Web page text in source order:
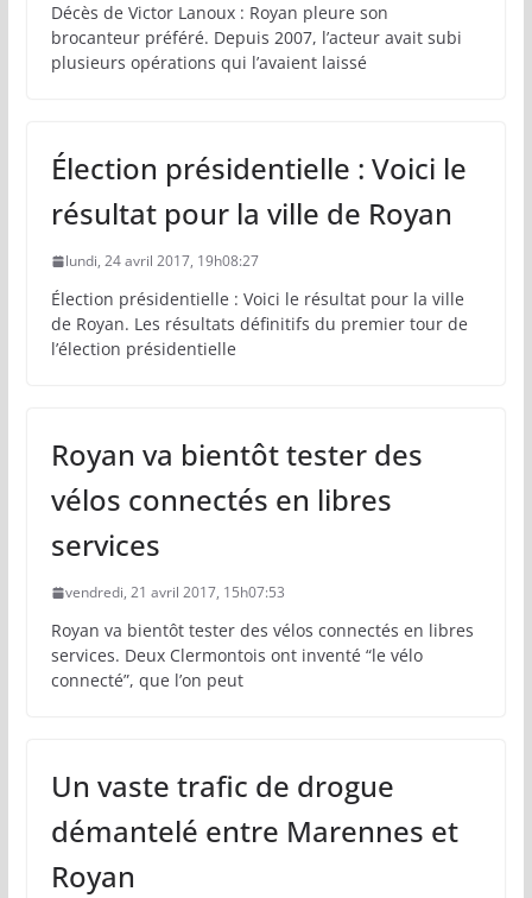
Décès de Victor Lanoux : Royan pleure son
brocanteur préféré. Depuis 2007, l’acteur avait subi
plusieurs opérations qui l’avaient laissé
Élection présidentielle : Voici le
résultat pour la ville de Royan
lundi, 24 avril 2017, 19h08:27
Élection présidentielle : Voici le résultat pour la ville
de Royan. Les résultats définitifs du premier tour de
l’élection présidentielle
Royan va bientôt tester des
vélos connectés en libres
services
vendredi, 21 avril 2017, 15h07:53
Royan va bientôt tester des vélos connectés en libres
services. Deux Clermontois ont inventé “le vélo
connecté”, que l’on peut
Un vaste trafic de drogue
démantelé entre Marennes et
Royan